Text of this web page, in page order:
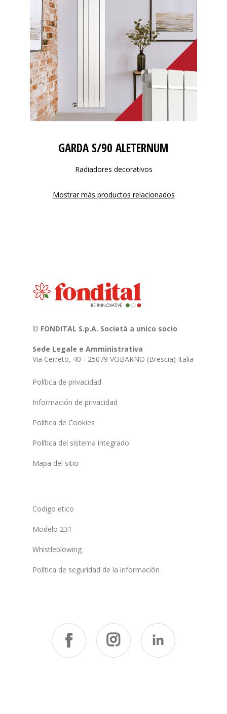
GARDA S/90 ALETERNUM
Radiadores decorativos
Mostrar más productos relacionados
© FONDITAL S.p.A. Società a unico socio
Sede Legale e Amministrativa
Via Cerreto, 40 - 25079 VOBARNO (Brescia) Italia
Política de privacidad
Información de privacidad
Política de Cookies
Política del sistema integrado
Mapa del sitio
Codigo etico
Modelo 231
Whistleblowing
Política de seguridad de la información